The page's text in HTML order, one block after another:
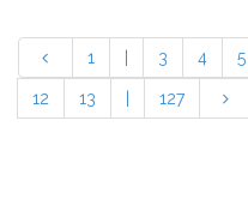
1 3 4 5
12 13 127